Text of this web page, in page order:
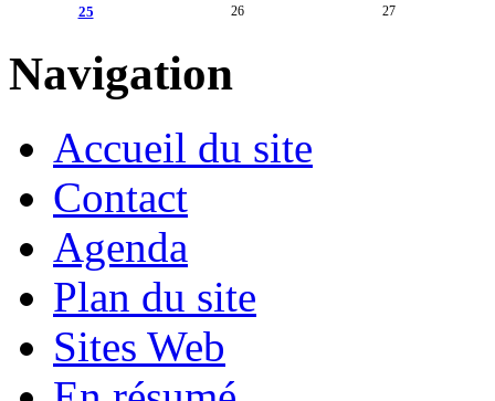
25
26 27
Navigation
Accueil du site
Contact
Agenda
Plan du site
Sites Web